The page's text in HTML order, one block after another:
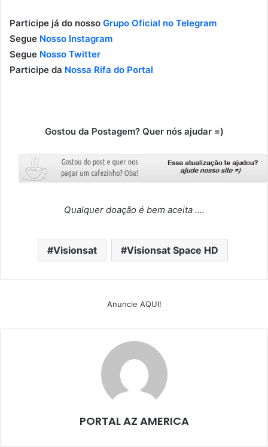
Participe já do nosso Grupo Oficial no Telegram
Segue Nosso Instagram
Segue Nosso Twitter
Participe da Nossa Rifa do Portal
Gostou da Postagem? Quer nós ajudar =)
Qualquer doação é bem aceita ….
Visionsat Visionsat Space HD
Anuncie AQUI!
PORTAL AZ AMERICA